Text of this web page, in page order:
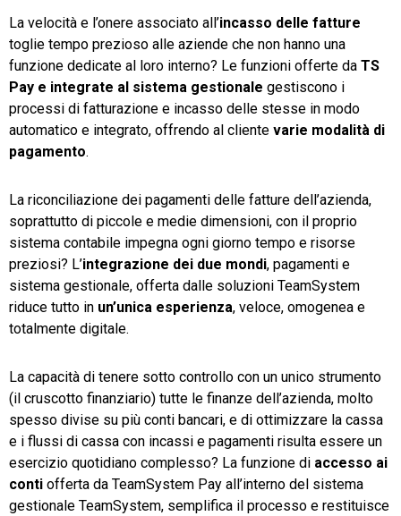
La velocità e l’onere associato all’incasso delle fatture
toglie tempo prezioso alle aziende che non hanno una
funzione dedicate al loro interno? Le funzioni offerte da TS
Pay e integrate al sistema gestionale gestiscono i
processi di fatturazione e incasso delle stesse in modo
automatico e integrato, offrendo al cliente varie modalità di
pagamento.
La riconciliazione dei pagamenti delle fatture dell’azienda,
soprattutto di piccole e medie dimensioni, con il proprio
sistema contabile impegna ogni giorno tempo e risorse
preziosi? L’integrazione dei due mondi, pagamenti e
sistema gestionale, offerta dalle soluzioni TeamSystem
riduce tutto in un’unica esperienza, veloce, omogenea e
totalmente digitale.
La capacità di tenere sotto controllo con un unico strumento
(il cruscotto finanziario) tutte le finanze dell’azienda, molto
spesso divise su più conti bancari, e di ottimizzare la cassa
e i flussi di cassa con incassi e pagamenti risulta essere un
esercizio quotidiano complesso? La funzione di accesso ai
conti offerta da TeamSystem Pay all’interno del sistema
gestionale TeamSystem, semplifica il processo e restituisce